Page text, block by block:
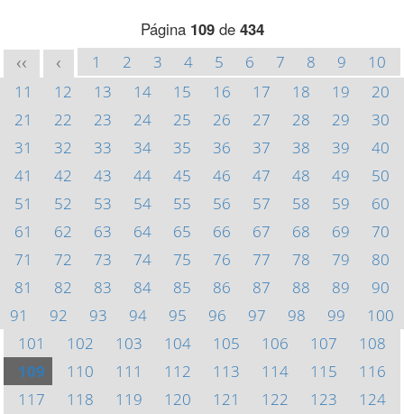
Página 109de 434
<< < 1 2 3 4 5 6 7 8 9
10
11
12 13 14 15 16 17 18 19
20
21
22 23 24 25 26 27 28 29
30
31
32 33 34 35 36 37 38 39
40
41
42 43 44 45 46 47 48 49
50
51
52 53 54 55 56 57 58 59
60
61
62 63 64 65 66 67 68 69
70
71
72 73 74 75 76 77 78 79
80
81
82 83 84 85 86 87 88 89
90
91
92 93 94 95 96 97 98 99
100
101
102 103 104 105 106 107
108
109
110 111 112 113 114 115
116
117
118 119 120 121 122 123
124